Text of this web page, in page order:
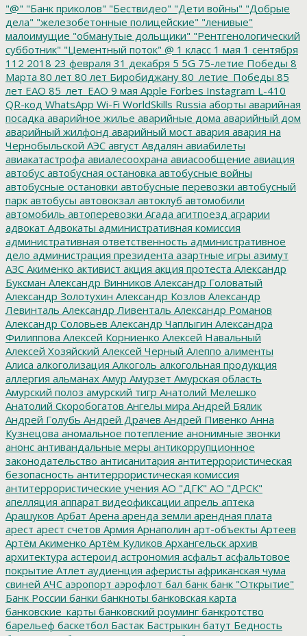
"@" "Банк приколов" "Бествидео" "Дети войны" "Добрые
дела" "железобетонные полицейские" "ленивые"
малоимущие "обманутые дольщики" "Рентгенологический
субботник" "Цементный поток" @ 1 класс 1 мая 1 сентября
112 2018 23 февраля 31 декабря 5 5G 75-летие Победы 8
Марта 80 лет 80 лет Биробиджану 80_летие_Победы 85
лет ЕАО 85_лет_ЕАО 9 мая Apple Forbes Instagram L-410
QR-код WhatsApp Wi-Fi WorldSkills Russia аборты аварийная
посадка аварийное жилье аварийные дома аварийный дом
аварийный жилфонд аварийный мост авария авария на
Чернобыльской АЭС август Авдалян авиабилеты
авиакатастрофа авиалесоохрана авиасообщение авиация
автобус автобусная остановка автобусные войны
автобусные остановки автобусные перевозки автобусный
парк автобусы автовокзал автоклуб автомобили
автомобиль автоперевозки Агада агитпоезд аграрии
адвокат Адвокаты административная комиссия
административная ответственность административное
дело администрация президента азартные игры азимут
АЗС Акименко активист акция акция протеста Александр
Буксман Александр Винников Александр Головатый
Александр Золотухин Александр Козлов Александр
Левинталь Александр Ливенталь Александр Романов
Александр Соловьев Александр Чаплыгин Александра
Филиппова Алексей Корниенко Алексей Навальный
Алексей Хозяйский Алексей Черный Алеппо алименты
Алиса алкоголизация Алкоголь алкогольная продукция
аллергия альманах Амур Амурзет Амурская область
Амурский полоз амурский тигр Анатолий Мелешко
Анатолий Скоробогатов Ангелы мира Андрей Бялик
Андрей Голубь Андрей Драчев Андрей Пивенко Анна
Кузнецова аномальное потепление анонимные звонки
анонс антивандальные меры антикоррупционное
законодательство антисанитария антитеррористическая
безопасность антитеррористическая комиссия
антитеррористические учения АО "ДГК" АО "ДРСК"
апелляция аппарат видеофиксации апрель аптека
Арашуков Арбат Арена аренда земли арендная плата
арест арест счетов Армия Арнаполин арт-объекты Артеев
Артём Акименко Артём Куликов Архангельск архив
архитектура астероид астрономия асфальт асфальтовое
покрытие Атлет аудиенция аферисты африканская чума
свиней АЧС аэропорт аэрофлот бал банк банк "Открытие"
Банк России банки банкноты банковская карта
банковские_карты банковский роуминг банкротство
барельеф баскетбол Бастак Бастрыкин батут Бедность